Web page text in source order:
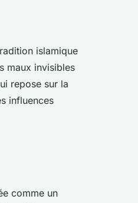
islamique
maux invisibles
repose sur la
influences
comme un